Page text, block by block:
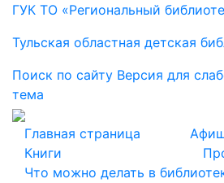
ГУК ТО «Региональный
Тульская областная детская
Поиск по сайту Версия для
тема
Главная страница
Книги
Что можно делать в